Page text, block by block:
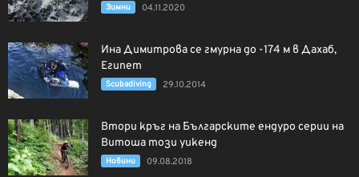
Зимни 04.11.2020
Ина Димитрова се гмурна до -174 м в Дахаб,
Египет
Scubadiving 29.10.2014
Втори кръг на Българските ендуро серии на
Витоша този уикенд
Новини 09.08.2018